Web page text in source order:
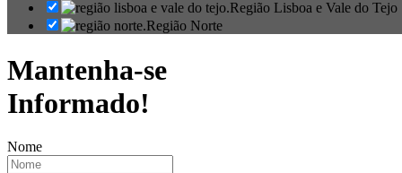
Região Lisboa e Vale do Tejo
Região Norte
Mantenha-se
Informado!
Nome